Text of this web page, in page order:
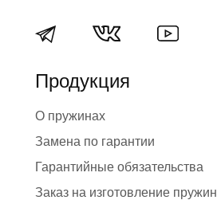
Продукция
О пружинах
Замена по гарантии
Гарантийные обязательства
Заказ на изготовление пружин